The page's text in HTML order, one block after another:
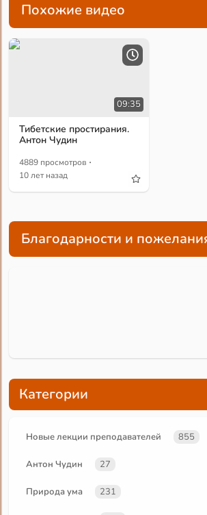
Похожие видео
09:35
Тибетские простирания.
Антон Чудин
4889 просмотров ·
10 лет назад
Благодарности и
Категории
Новые лекции преподавателей 855
Антон Чудин 27
Природа ума 231